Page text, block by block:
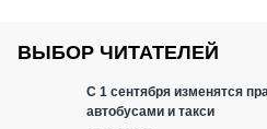
ВЫБОР ЧИТАТЕЛЕЙ
С 1 сентября изменятся
автобусами и такси